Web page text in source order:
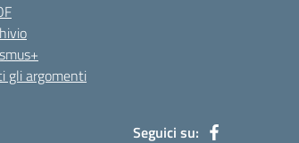
gli argomenti
Seguici su: